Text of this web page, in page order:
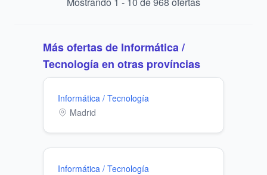
Más ofertas de Informática /
Tecnologíaen otras províncias
Informática / Tecnología
Madrid
Informática / Tecnología